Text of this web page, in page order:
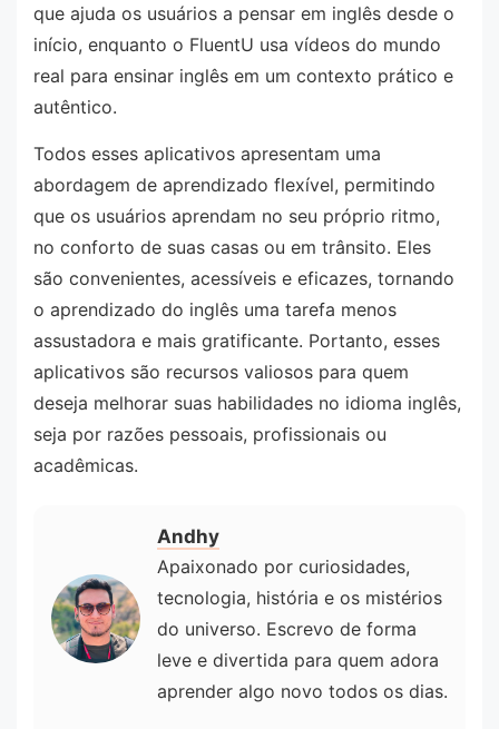
que ajuda os usuários a pensar em inglês desde o
início, enquanto o FluentU usa vídeos do mundo
real para ensinar inglês em um contexto prático e
autêntico.
Todos esses aplicativos apresentam uma
abordagem de aprendizado flexível, permitindo
que os usuários aprendam no seu próprio ritmo,
no conforto de suas casas ou em trânsito. Eles
são convenientes, acessíveis e eficazes, tornando
o aprendizado do inglês uma tarefa menos
assustadora e mais gratificante. Portanto, esses
aplicativos são recursos valiosos para quem
deseja melhorar suas habilidades no idioma inglês,
seja por razões pessoais, profissionais ou
acadêmicas.
Andhy
Apaixonado por curiosidades,
tecnologia, história e os mistérios
do universo. Escrevo de forma
leve e divertida para quem adora
aprender algo novo todos os dias.